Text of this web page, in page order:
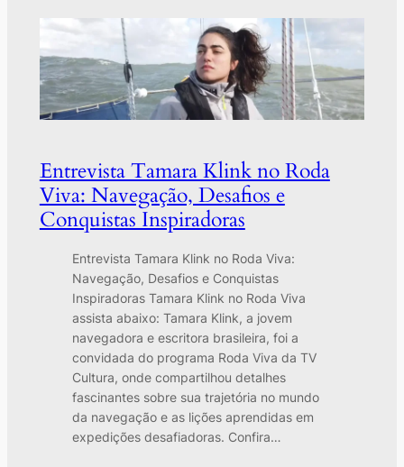
Entrevista Tamara Klink no Roda
Viva: Navegação, Desafios e
Conquistas Inspiradoras
Entrevista Tamara Klink no Roda Viva:
Navegação, Desafios e Conquistas
Inspiradoras Tamara Klink no Roda Viva
assista abaixo: Tamara Klink, a jovem
navegadora e escritora brasileira, foi a
convidada do programa Roda Viva da TV
Cultura, onde compartilhou detalhes
fascinantes sobre sua trajetória no mundo
da navegação e as lições aprendidas em
expedições desafiadoras. Confira…